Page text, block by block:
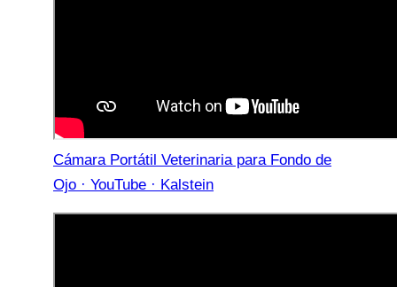
Cámara Portátil Veterinaria para Fondo de
Ojo · YouTube · Kalstein